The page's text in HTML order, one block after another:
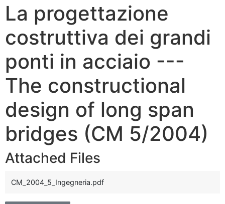
La progettazione
costruttiva dei grandi
ponti in acciaio ---
The constructional
design of long span
bridges (CM 5/2004)
Attached Files
CM_2004_5_Ingegneria.pdf